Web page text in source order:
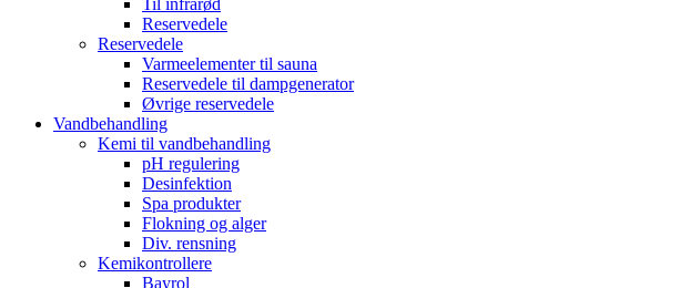
Til infrarød
Reservedele
Reservedele
Varmeelementer til sauna
Reservedele til dampgenerator
Øvrige reservedele
Vandbehandling
Kemi til vandbehandling
pH regulering
Desinfektion
Spa produkter
Flokning og alger
Div. rensning
Kemikontrollere
Bayrol